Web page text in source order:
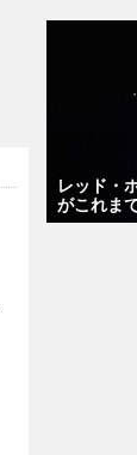
レッド・
がこれま